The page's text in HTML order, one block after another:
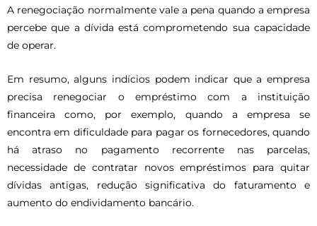
A renegociação normalmente vale a pena quando a empresa
percebe que a dívida está comprometendo sua capacidade
de operar.
Em resumo, alguns indícios podem indicar que a empresa
precisa renegociar o empréstimo com a instituição
financeira como, por exemplo, quando a empresa se
encontra em dificuldade para pagar os fornecedores, quando
há atraso no pagamento recorrente nas parcelas,
necessidade de contratar novos empréstimos para quitar
dívidas antigas, redução significativa do faturamento e
aumento do endividamento bancário.